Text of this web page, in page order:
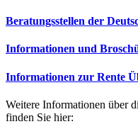
Beratungsstellen der
Informationen und
Informationen zur Rente
Weitere Informationen über
finden Sie hier: